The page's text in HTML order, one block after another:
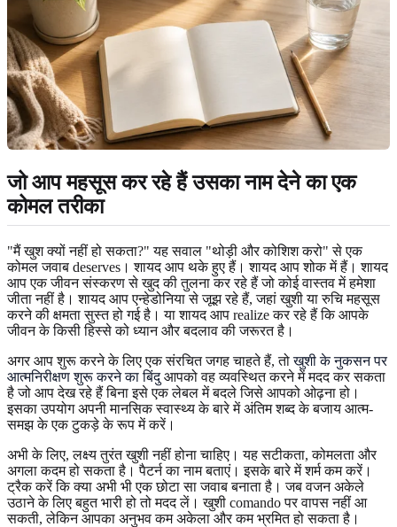
जो आप महसूस कर रहे हैं उसका नाम देने का एक
कोमल तरीका
"मैं खुश क्यों नहीं हो सकता?" यह सवाल "थोड़ी और कोशिश करो" से एक
कोमल जवाब deserves। शायद आप थके हुए हैं। शायद आप शोक में हैं। शायद
आप एक जीवन संस्करण से खुद की तुलना कर रहे हैं जो कोई वास्तव में हमेशा
जीता नहीं है। शायद आप एन्हेडोनिया से जूझ रहे हैं, जहां खुशी या रुचि महसूस
करने की क्षमता सुस्त हो गई है। या शायद आप realize कर रहे हैं कि आपके
जीवन के किसी हिस्से को ध्यान और बदलाव की जरूरत है।
अगर आप शुरू करने के लिए एक संरचित जगह चाहते हैं, तोखुशी के नुकसन पर
आत्मनिरीक्षण शुरू करने का बिंदुआपको वह व्यवस्थित करने में मदद कर सकता
है जो आप देख रहे हैं बिना इसे एक लेबल में बदले जिसे आपको ओढ़ना हो।
इसका उपयोग अपनी मानसिक स्वास्थ्य के बारे में अंतिम शब्द के बजाय आत्म-
समझ के एक टुकड़े के रूप में करें।
अभी के लिए, लक्ष्य तुरंत खुशी नहीं होना चाहिए। यह सटीकता, कोमलता और
अगला कदम हो सकता है। पैटर्न का नाम बताएं। इसके बारे में शर्म कम करें।
ट्रैक करें कि क्या अभी भी एक छोटा सा जवाब बनाता है। जब वजन अकेले
उठाने के लिए बहुत भारी हो तो मदद लें। खुशी comando पर वापस नहीं आ
सकती, लेकिन आपका अनुभव कम अकेला और कम भ्रमित हो सकता है।